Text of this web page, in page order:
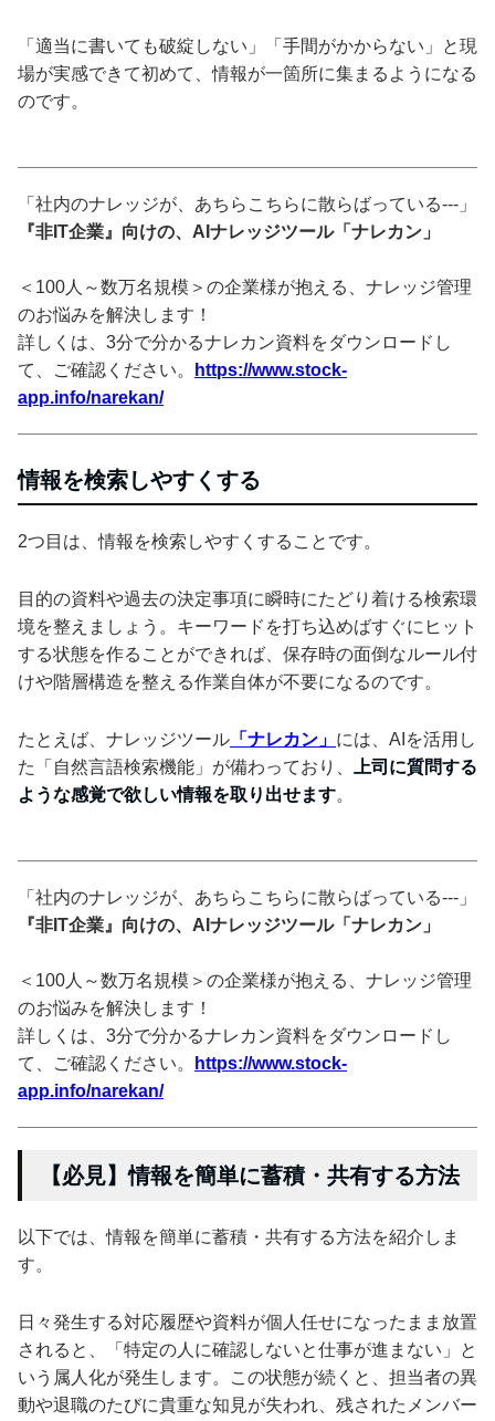
「適当に書いても破綻しない」「手間がかからない」と現
場が実感できて初めて、情報が一箇所に集まるようになる
のです。
「社内のナレッジが、あちらこちらに散らばっている---」
『非IT企業』向けの、AIナレッジツール「ナレカン」
＜100人～数万名規模＞の企業様が抱える、ナレッジ管理
のお悩みを解決します！
詳しくは、3分で分かるナレカン資料をダウンロードし
て、ご確認ください。
https://www.stock-
app.info/narekan/
情報を検索しやすくする
2つ目は、情報を検索しやすくすることです。
目的の資料や過去の決定事項に瞬時にたどり着ける検索環
境を整えましょう。キーワードを打ち込めばすぐにヒット
する状態を作ることができれば、保存時の面倒なルール付
けや階層構造を整える作業自体が不要になるのです。
たとえば、ナレッジツール 「ナレカン」 には、AIを活用し
た「自然言語検索機能」が備わっており、
上司に質問する
ような感覚で欲しい情報を取り出せます。
「社内のナレッジが、あちらこちらに散らばっている---」
『非IT企業』向けの、AIナレッジツール「ナレカン」
＜100人～数万名規模＞の企業様が抱える、ナレッジ管理
のお悩みを解決します！
詳しくは、3分で分かるナレカン資料をダウンロードし
て、ご確認ください。
https://www.stock-
app.info/narekan/
【必見】情報を簡単に蓄積・共有する方法
以下では、情報を簡単に蓄積・共有する方法を紹介しま
す。
日々発生する対応履歴や資料が個人任せになったまま放置
されると、「特定の人に確認しないと仕事が進まない」と
いう属人化が発生します。この状態が続くと、担当者の異
動や退職のたびに貴重な知見が失われ、残されたメンバー